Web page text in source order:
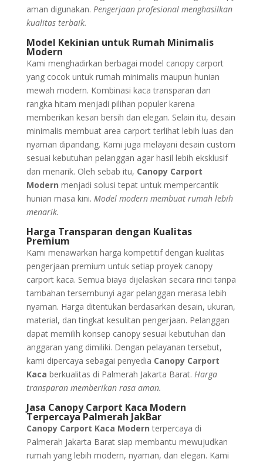
aman digunakan. Pengerjaan profesional menghasilkan
kualitas terbaik.
Model Kekinian untuk Rumah Minimalis
Modern
Kami menghadirkan berbagai model canopy carport
yang cocok untuk rumah minimalis maupun hunian
mewah modern. Kombinasi kaca transparan dan
rangka hitam menjadi pilihan populer karena
memberikan kesan bersih dan elegan. Selain itu, desain
minimalis membuat area carport terlihat lebih luas dan
nyaman dipandang. Kami juga melayani desain custom
sesuai kebutuhan pelanggan agar hasil lebih eksklusif
dan menarik. Oleh sebab itu, Canopy Carport
Modern menjadi solusi tepat untuk mempercantik
hunian masa kini. Model modern membuat rumah lebih
menarik.
Harga Transparan dengan Kualitas
Premium
Kami menawarkan harga kompetitif dengan kualitas
pengerjaan premium untuk setiap proyek canopy
carport kaca. Semua biaya dijelaskan secara rinci tanpa
tambahan tersembunyi agar pelanggan merasa lebih
nyaman. Harga ditentukan berdasarkan desain, ukuran,
material, dan tingkat kesulitan pengerjaan. Pelanggan
dapat memilih konsep canopy sesuai kebutuhan dan
anggaran yang dimiliki. Dengan pelayanan tersebut,
kami dipercaya sebagai penyedia Canopy Carport
Kaca berkualitas di Palmerah Jakarta Barat. Harga
transparan memberikan rasa aman.
Jasa Canopy Carport Kaca Modern
Terpercaya Palmerah JakBar
Canopy Carport Kaca Modern terpercaya di
Palmerah Jakarta Barat siap membantu mewujudkan
rumah yang lebih modern, nyaman, dan elegan. Kami